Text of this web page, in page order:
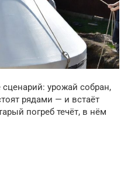
урожай собран,
рядами — и встаёт
погреб течёт, в нём